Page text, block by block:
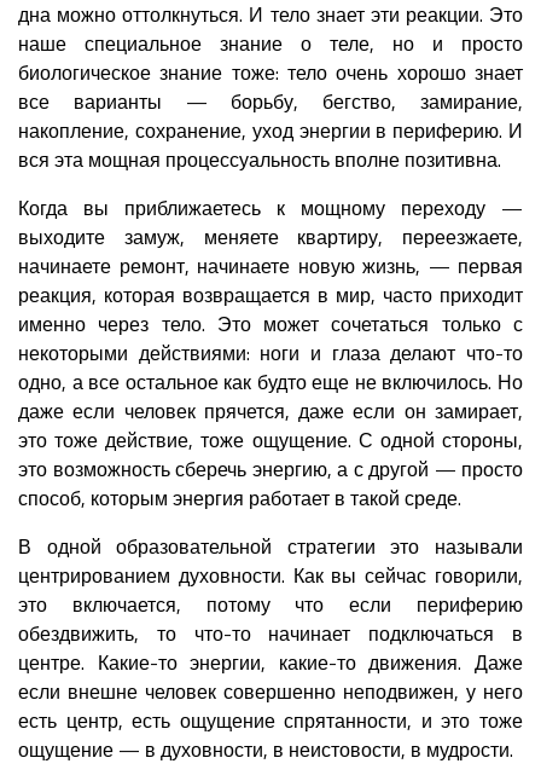
дна можно оттолкнуться. И тело знает эти реакции. Это
наше специальное знание о теле, но и просто
биологическое знание тоже: тело очень хорошо знает
все варианты — борьбу, бегство, замирание,
накопление, сохранение, уход энергии в периферию. И
вся эта мощная процессуальность вполне позитивна.
Когда вы приближаетесь к мощному переходу —
выходите замуж, меняете квартиру, переезжаете,
начинаете ремонт, начинаете новую жизнь, — первая
реакция, которая возвращается в мир, часто приходит
именно через тело. Это может сочетаться только с
некоторыми действиями: ноги и глаза делают что-то
одно, а все остальное как будто еще не включилось. Но
даже если человек прячется, даже если он замирает,
это тоже действие, тоже ощущение. С одной стороны,
это возможность сберечь энергию, а с другой — просто
способ, которым энергия работает в такой среде.
В одной образовательной стратегии это называли
центрированием духовности. Как вы сейчас говорили,
это включается, потому что если периферию
обездвижить, то что-то начинает подключаться в
центре. Какие-то энергии, какие-то движения. Даже
если внешне человек совершенно неподвижен, у него
есть центр, есть ощущение спрятанности, и это тоже
ощущение — в духовности, в неистовости, в мудрости.